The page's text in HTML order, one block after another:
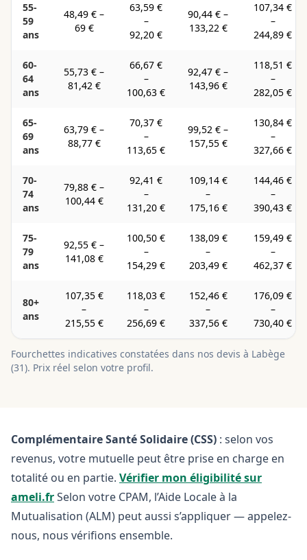
55-
59
ans
48,49 € –
69 €
63,59 €
–
92,20 €
90,44 € –
133,22 €
107,34 €
–
244,89 €
60-
64
ans
55,73 € –
81,42 €
66,67 €
–
100,63 €
92,47 € –
143,96 €
118,51 €
–
282,05 €
65-
69
ans
63,79 € –
88,77 €
70,37 €
–
113,65 €
99,52 € –
157,55 €
130,84 €
–
327,66 €
70-
74
ans
79,88 € –
100,44 €
92,41 €
–
131,20 €
109,14 €
–
175,16 €
144,46 €
–
390,43 €
75-
79
ans
92,55 € –
141,08 €
100,50 €
–
154,29 €
138,09 €
–
203,49 €
159,49 €
–
462,37 €
80+
ans
107,35 €
–
215,55 €
118,03 €
–
256,69 €
152,46 €
–
337,56 €
176,09 €
–
730,40 €
Fourchettes indicatives constatées dans nos devis à Labège
(31). Prix réel selon votre profil.
Complémentaire Santé Solidaire (CSS) : selon vos
revenus, votre mutuelle peut être prise en charge en
totalité ou en partie. Vérifier mon éligibilité sur
ameli.frSelon votre CPAM, l’Aide Locale à la
Mutualisation (ALM) peut aussi s’appliquer — appelez-
nous, nous vérifions ensemble.